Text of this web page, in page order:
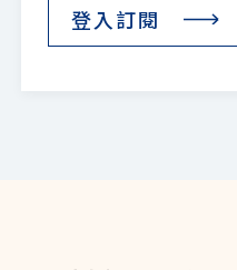
登入訂閱